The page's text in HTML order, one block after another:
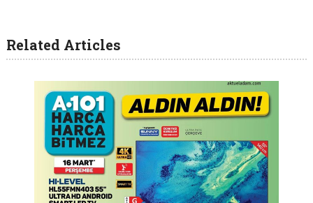
Related Articles